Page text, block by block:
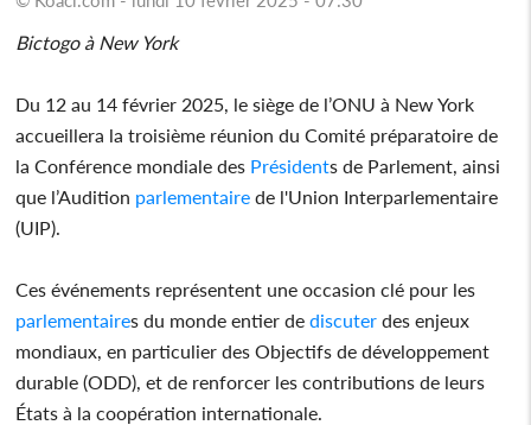
Bictogo à New York
Du 12 au 14 février 2025, le siège de l’ONU à New York
accueillera la troisième réunion du Comité préparatoire de
la Conférence mondiale des Présidents de Parlement, ainsi
que l’Audition parlementaire de l'Union Interparlementaire
(UIP).
Ces événements représentent une occasion clé pour les
parlementaires du monde entier de discuter des enjeux
mondiaux, en particulier des Objectifs de développement
durable (ODD), et de renforcer les contributions de leurs
États à la coopération internationale.